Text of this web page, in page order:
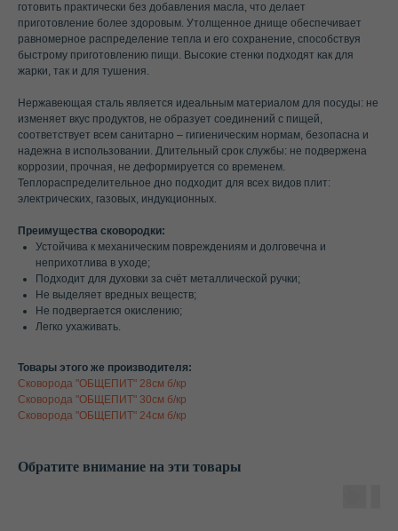
готовить практически без добавления масла, что делает
приготовление более здоровым. Утолщенное днище обеспечивает
равномерное распределение тепла и его сохранение, способствуя
быстрому приготовлению пищи. Высокие стенки подходят как для
жарки, так и для тушения.
Нержавеющая сталь является идеальным материалом для посуды: не
изменяет вкус продуктов, не образует соединений с пищей,
соответствует всем санитарно – гигиеническим нормам, безопасна и
надежна в использовании. Длительный срок службы: не подвержена
коррозии, прочная, не деформируется со временем.
Теплораспределительное дно подходит для всех видов плит:
электрических, газовых, индукционных.
Преимущества сковородки:
Устойчива к механическим повреждениям и долговечна и
неприхотлива в уходе;
Подходит для духовки за счёт металлической ручки;
Не выделяет вредных веществ;
Не подвергается окислению;
Легко ухаживать.
Товары этого же производителя:
Сковорода "ОБЩЕПИТ" 28см б/кр
Сковорода "ОБЩЕПИТ" 30см б/кр
Сковорода "ОБЩЕПИТ" 24см б/кр
Обратите внимание на эти товары